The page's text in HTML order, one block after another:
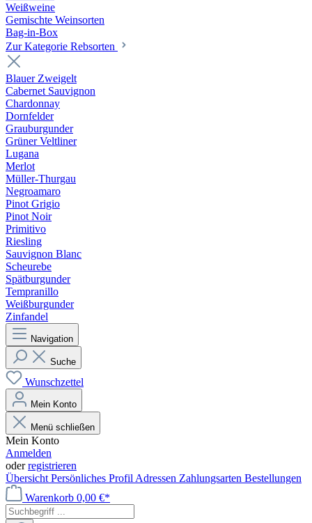
Weißweine
Gemischte Weinsorten
Bag-in-Box
Zur Kategorie Rebsorten
Blauer Zweigelt
Cabernet Sauvignon
Chardonnay
Dornfelder
Grauburgunder
Grüner Veltliner
Lugana
Merlot
Müller-Thurgau
Negroamaro
Pinot Grigio
Pinot Noir
Primitivo
Riesling
Sauvignon Blanc
Scheurebe
Spätburgunder
Tempranillo
Weißburgunder
Zinfandel
Navigation
Suche
Wunschzettel
Mein Konto
Menü schließen
Mein Konto
Anmelden
oderregistrieren
Übersicht Persönliches Profil Adressen Zahlungsarten Bestellungen
Warenkorb 0,00 €*